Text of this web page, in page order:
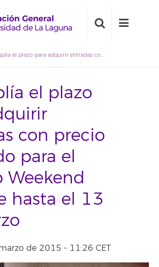
Se amplía el plazo para adquirir entradas con precio reducido para el Startup Weekend Tenerife hasta el 13 de marzo
el plazo
con precio
para el
Weekend
hasta el 13
de 2015 - 11:26 CET